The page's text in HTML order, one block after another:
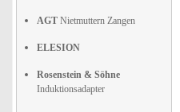
AGT Nietmuttern Zangen
ELESION
Rosenstein & Söhne
Induktionsadapter